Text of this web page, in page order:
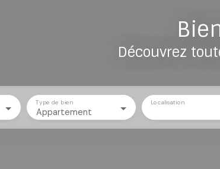
Découvrez
Appartement
Type de bien Localisation